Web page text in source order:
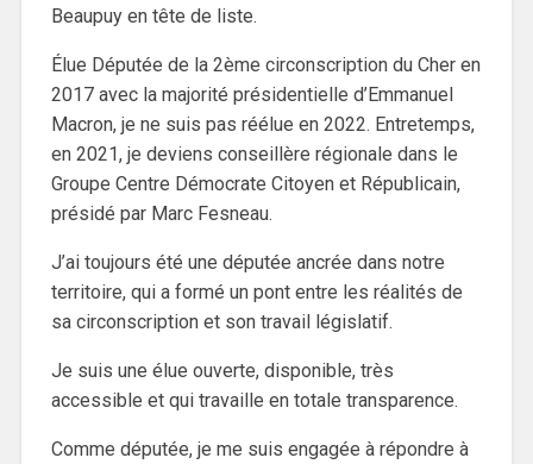
Beaupuy en tête de liste.
Élue Députée de la 2ème circonscription du Cher en
2017 avec la majorité présidentielle d’Emmanuel
Macron, je ne suis pas réélue en 2022. Entretemps,
en 2021, je deviens conseillère régionale dans le
Groupe Centre Démocrate Citoyen et Républicain,
présidé par Marc Fesneau.
J’ai toujours été une députée ancrée dans notre
territoire, qui a formé un pont entre les réalités de
sa circonscription et son travail législatif.
Je suis une élue ouverte, disponible, très
accessible et qui travaille en totale transparence.
Comme députée, je me suis engagée à répondre à